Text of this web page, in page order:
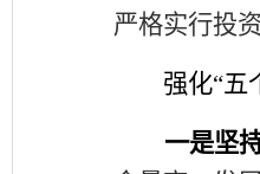
严格实行投
强化“五
一是坚